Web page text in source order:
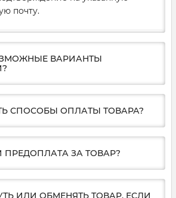
почту.
ВАРИАНТЫ
СПОСОБЫ ОПЛАТЫ ТОВАРА?
ЗА ТОВАР?
ИЛИ ОБМЕНЯТЬ ТОВАР, ЕСЛИ